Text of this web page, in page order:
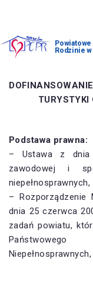
O nas
Piecza zastępcza
Dofinansowania
Pomoc społeczna
Kontakt
Rodzinie
TURYSTYKI
Podstawa prawna:
– Ustawa z dnia
zawodowej i
niepełnosprawnych,
– Rozporządzenie
dnia 25 czerwca
zadań powiatu,
Państwowego
Niepełnosprawnych,